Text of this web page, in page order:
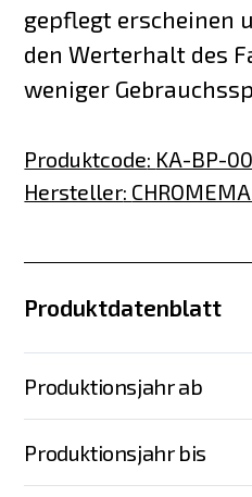
gepflegt erscheinen
den Werterhalt des
weniger
Produktcode: KA-BP-
Hersteller:
Produktdatenblatt
Produktionsjahr ab
Produktionsjahr bis